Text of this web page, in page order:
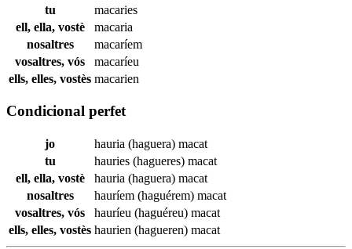
tu
macaries
ell, ella, vostè
macaria
nosaltres
macaríem
vosaltres, vós
macaríeu
ells, elles, vostès macarien
Condicional perfet
jo hauria (haguera) macat
tu
hauries (hagueres) macat
ell, ella, vostè
hauria (haguera) macat
nosaltres
hauríem (haguérem) macat
vosaltres, vós
hauríeu (haguéreu) macat
ells, elles, vostès haurien (hagueren) macat